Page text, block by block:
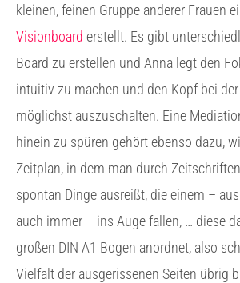
kleinen, feinen Gruppe anderer Frauen
Visionboard erstellt. Es gibt
Board zu erstellen und Anna legt den
intuitiv zu machen und den Kopf bei
möglichst auszuschalten. Eine
hinein zu spüren gehört ebenso dazu,
Zeitplan, in dem man durch
spontan Dinge ausreißt, die einem –
auch immer – ins Auge fallen, … diese
großen DIN A1 Bogen anordnet, also
Vielfalt der ausgerissenen Seiten übrig